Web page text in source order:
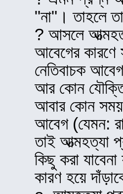
"না"। তাহলে
? আসলে
আবেগের কারণে
নেতিবাচক
আর কোন
আবার কোন সময়
আবেগ (যেমন:
তাই আত্মহত্যা
কিছু করা
কারণ হয়ে